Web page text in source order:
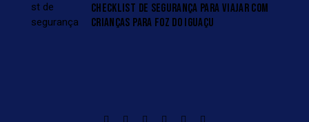
CHECKLIST DE SEGURANÇA PARA VIAJAR COM
CRIANÇAS PARA FOZ DO IGUAÇU